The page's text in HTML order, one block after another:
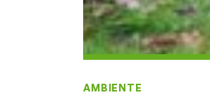
AMBIENTE